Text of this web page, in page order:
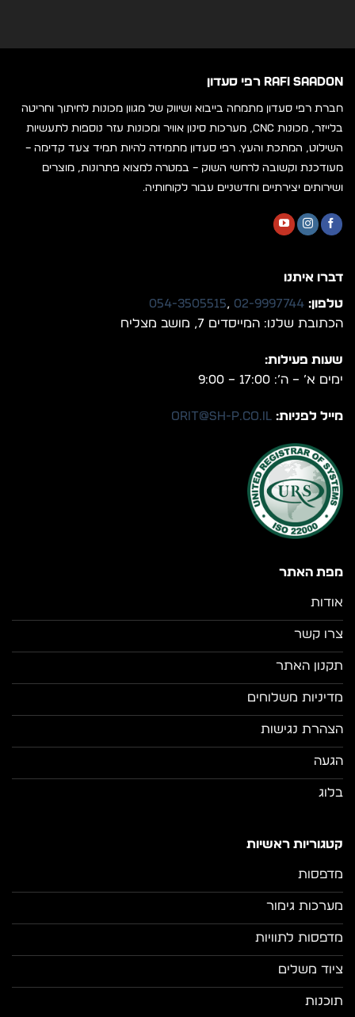
RAFI SAADON רפי סעדון
חברת רפי סעדון מתמחה בייבוא ושיווק של מגוון מכונות לחיתוך וחריטה
בלייזר, מכונות CNC, מערכות סינון אוויר ומכונות עזר נוספות לתעשיות
השילוט, המתכת והעץ. רפי סעדון מתמידה להיות תמיד צעד קדימה –
מעודכנת וקשובה לרחשי השוק – במטרה למצוא פתרונות, מוצרים
ושירותים יצירתיים וחדשניים עבור לקוחותיה.
מפת האתר
אודות
צרו קשר
תקנון האתר
מדיניות משלוחים
הצהרת נגישות
הגעה
בלוג
קטגוריות ראשיות
מדפסות
מערכות גימור
מדפסות לתוויות
ציוד משלים
תוכנות
דברו איתנו
טלפון: 02-9997744
,
054-3505515
הכתובת שלנו: המייסדים 7, מושב מצליח
שעות פעילות:
ימים א’ – ה’: 17:00 – 9:00
מייל לפניות: orit@sh-p.co.il